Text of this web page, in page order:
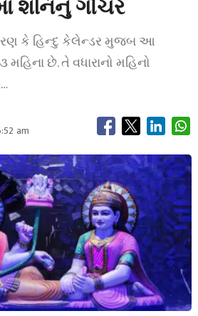
શનિનું ગોચર
કે હિન્દુ કેલેન્ડર મુજબ આ
છે. તે વધારાનો મહિનો
am